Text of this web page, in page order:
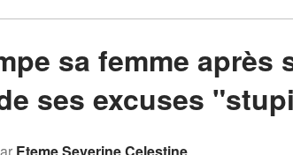
sa femme après
ses excuses